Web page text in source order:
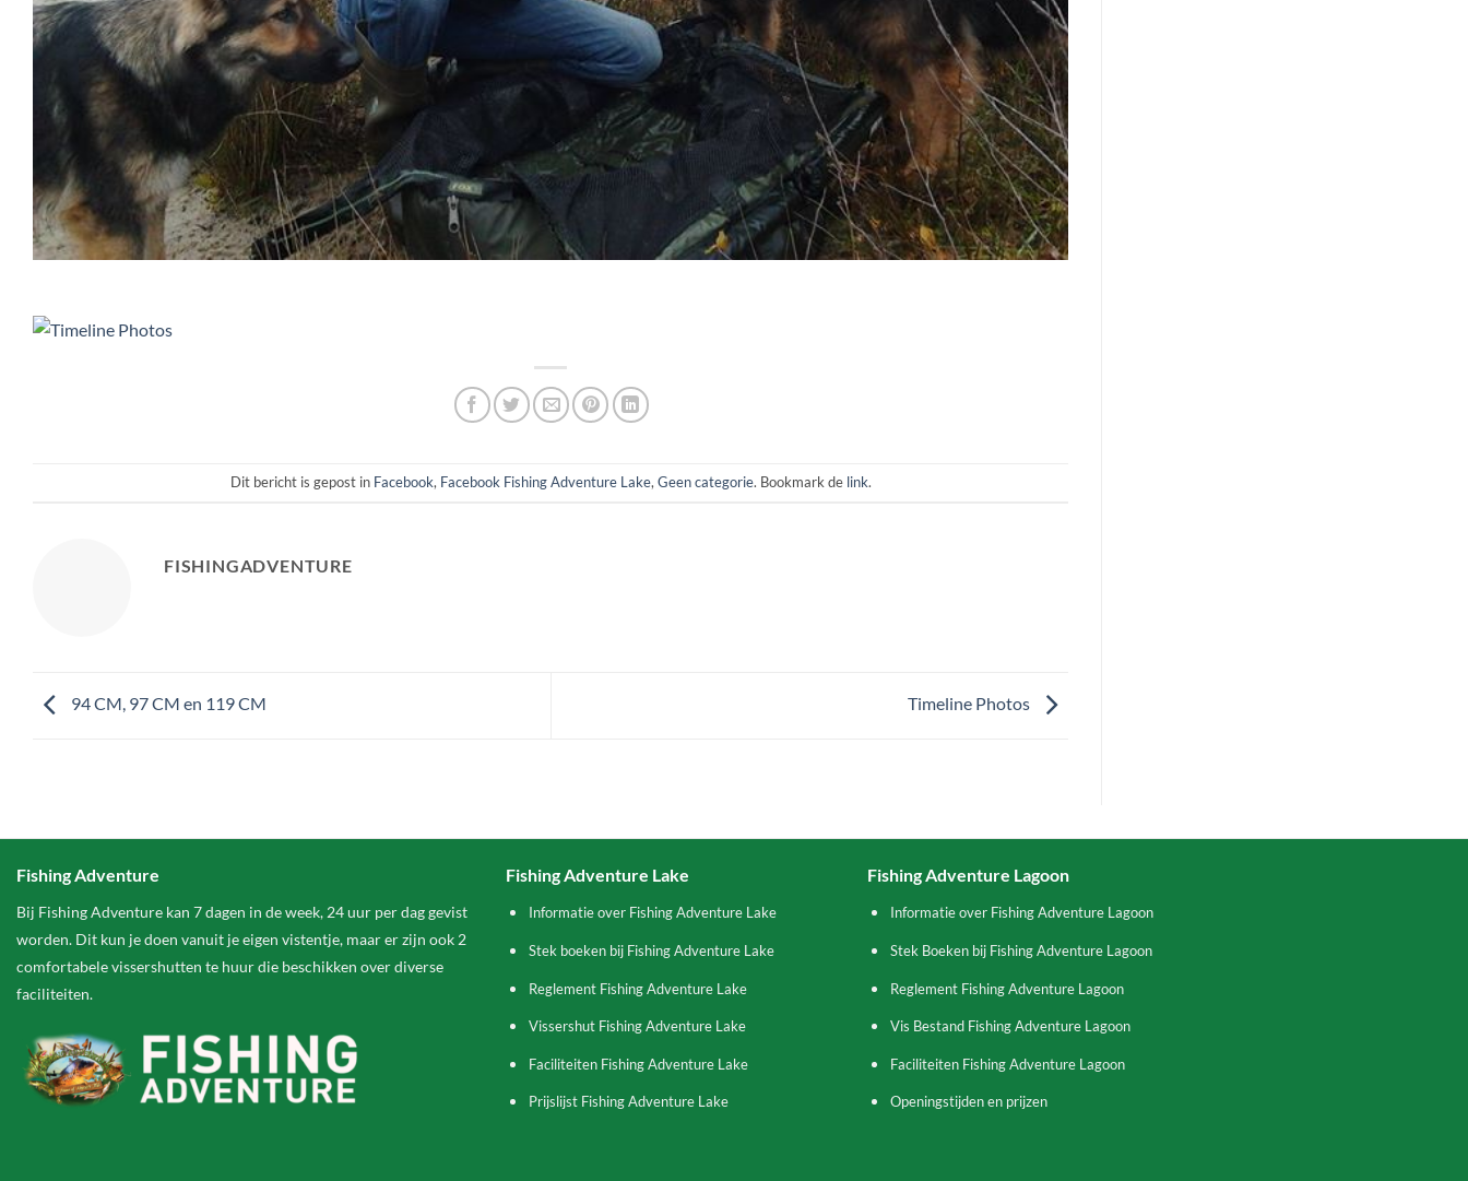
Dit bericht is gepost in Facebook, Facebook Fishing Adventure Lake,Geen categorie. Bookmark de link.
FISHINGADVENTURE
94 CM, 97 CM en 119 CM Timeline Photos
Fishing Adventure
Bij Fishing Adventure kan 7 dagen in de week, 24 uur per dag gevist
worden. Dit kun je doen vanuit je eigen vistentje, maar er zijn ook 2
comfortabele vissershutten te huur die beschikken over diverse
faciliteiten.
Fishing Adventure Lake
Informatie over Fishing Adventure Lake
Stek boeken bij Fishing Adventure Lake
Reglement Fishing Adventure Lake
Vissershut Fishing Adventure Lake
Faciliteiten Fishing Adventure Lake
Prijslijst Fishing Adventure Lake
Fishing Adventure Lagoon
Informatie over Fishing Adventure Lagoon
Stek Boeken bij Fishing Adventure Lagoon
Reglement Fishing Adventure Lagoon
Vis Bestand Fishing Adventure Lagoon
Faciliteiten Fishing Adventure Lagoon
Openingstijden en prijzen